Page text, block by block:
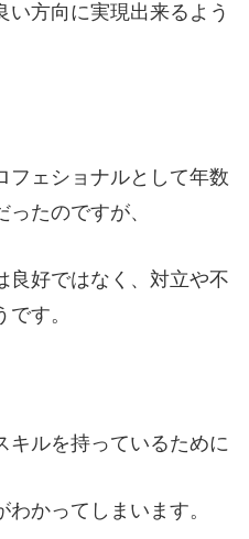
い方向に実現出来るよう
フェショナルとして年数
たのですが、
良好ではなく、対立や不
す。
キルを持っているために
かってしまいます。